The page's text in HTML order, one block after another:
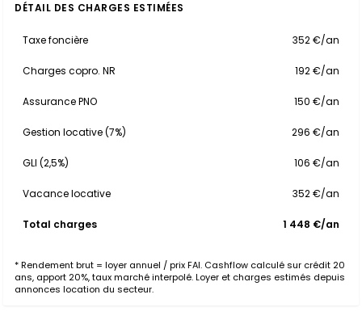
DÉTAIL DES CHARGES ESTIMÉES
Taxe foncière 352 €/an
Charges copro. NR 192 €/an
Assurance PNO 150 €/an
Gestion locative (7%) 296 €/an
GLI (2,5%) 106 €/an
Vacance locative 352 €/an
Total charges 1 448 €/an
* Rendement brut = loyer annuel / prix FAI. Cashflow calculé sur crédit 20
ans, apport 20%, taux marché interpolé. Loyer et charges estimés depuis
annonces location du secteur.